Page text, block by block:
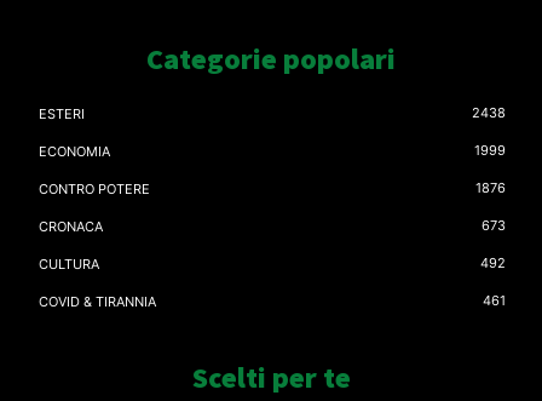
Categorie popolari
ESTERI 2438
ECONOMIA 1999
CONTRO POTERE 1876
CRONACA 673
CULTURA 492
COVID & TIRANNIA 461
Scelti per te